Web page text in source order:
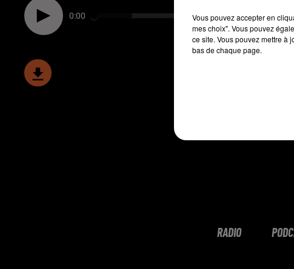
0:00
RADIO
Vous pouvez accepter en
mes choix". Vous pouvez
ce site. Vous pouvez mettre à
bas de chaque page.